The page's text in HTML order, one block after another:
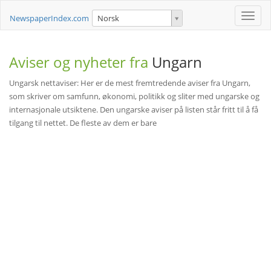
Toggle
NewspaperIndex.com Norsk
Aviser og nyheter fra Ungarn
Ungarsk nettaviser: Her er de mest fremtredende aviser fra Ungarn,
som skriver om samfunn, økonomi, politikk og sliter med ungarske og
internasjonale utsiktene. Den ungarske aviser på listen står fritt til å få
tilgang til nettet. De fleste av dem er bare